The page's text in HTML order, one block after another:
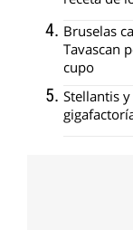
Bruselas
Tavascan
cupo
Stellantis